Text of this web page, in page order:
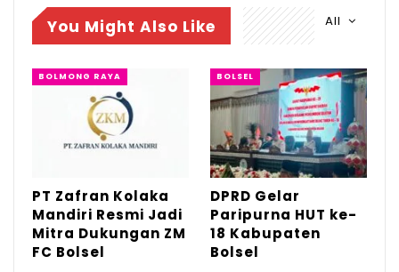
tersebut dilaksanakan di tengah Pandemi
Covid-19 yang sampai saat ini belum
materi khutbah.
All
You Might Also Like
BOLMONG RAYA
PT Zafran Kolaka
Mandiri Resmi Jadi
Mitra Dukungan ZM
FC Bolsel
BOLSEL
DPRD Gelar
Paripurna HUT ke-
18 Kabupaten
Bolsel